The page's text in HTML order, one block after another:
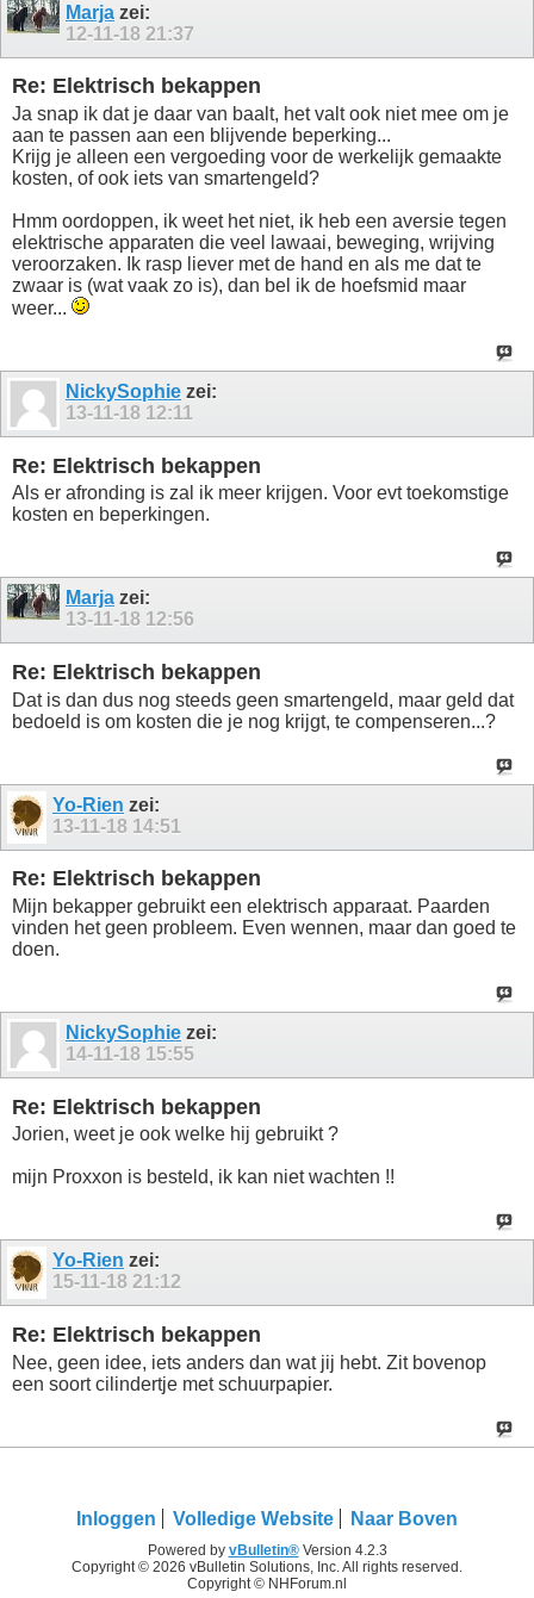
Marja zei:
12-11-18 21:37
Re: Elektrisch bekappen
Ja snap ik dat je daar van baalt, het valt ook niet mee om je
aan te passen aan een blijvende beperking...
Krijg je alleen een vergoeding voor de werkelijk gemaakte
kosten, of ook iets van smartengeld?
Hmm oordoppen, ik weet het niet, ik heb een aversie tegen
elektrische apparaten die veel lawaai, beweging, wrijving
veroorzaken. Ik rasp liever met de hand en als me dat te
zwaar is (wat vaak zo is), dan bel ik de hoefsmid maar
weer...
NickySophie zei:
13-11-18 12:11
Re: Elektrisch bekappen
Als er afronding is zal ik meer krijgen. Voor evt toekomstige
kosten en beperkingen.
Marja zei:
13-11-18 12:56
Re: Elektrisch bekappen
Dat is dan dus nog steeds geen smartengeld, maar geld dat
bedoeld is om kosten die je nog krijgt, te compenseren...?
Yo-Rien zei:
13-11-18 14:51
Re: Elektrisch bekappen
Mijn bekapper gebruikt een elektrisch apparaat. Paarden
vinden het geen probleem. Even wennen, maar dan goed te
doen.
NickySophie zei:
14-11-18 15:55
Re: Elektrisch bekappen
Jorien, weet je ook welke hij gebruikt ?
mijn Proxxon is besteld, ik kan niet wachten !!
Yo-Rien zei:
15-11-18 21:12
Re: Elektrisch bekappen
Nee, geen idee, iets anders dan wat jij hebt. Zit bovenop
een soort cilindertje met schuurpapier.
Inloggen Volledige Website Naar Boven
Powered by vBulletin®Version 4.2.3
Copyright © 2026 vBulletin Solutions, Inc. All rights reserved.
Copyright © NHForum.nl